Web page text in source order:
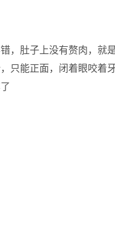
，肚子上没有赘肉，就
只能正面，闭着眼咬着